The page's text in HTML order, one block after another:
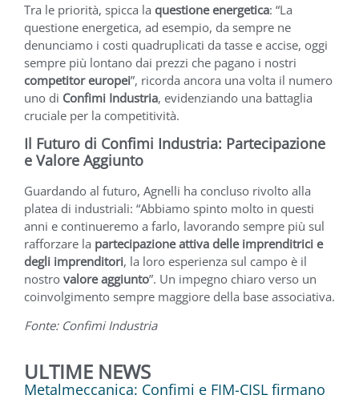
Tra le priorità, spicca la questione energetica: “La
questione energetica, ad esempio, da sempre ne
denunciamo i costi quadruplicati da tasse e accise, oggi
sempre più lontano dai prezzi che pagano i nostri
competitor europei”, ricorda ancora una volta il numero
uno di Confimi Industria, evidenziando una battaglia
cruciale per la competitività.
Il Futuro di Confimi Industria: Partecipazione
e Valore Aggiunto
Guardando al futuro, Agnelli ha concluso rivolto alla
platea di industriali: “Abbiamo spinto molto in questi
anni e continueremo a farlo, lavorando sempre più sul
rafforzare la partecipazione attiva delle imprenditrici e
degli imprenditori, la loro esperienza sul campo è il
nostro valore aggiunto”. Un impegno chiaro verso un
coinvolgimento sempre maggiore della base associativa.
Fonte: Confimi Industria
ULTIME NEWS
Metalmeccanica: Confimi e FIM-CISL firmano